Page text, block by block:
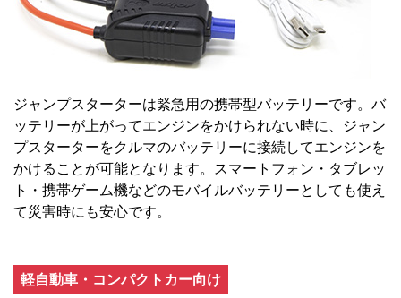
ジャンプスターターは緊急用の携帯型バッテリーです。バ
ッテリーが上がってエンジンをかけられない時に、ジャン
プスターターをクルマのバッテリーに接続してエンジンを
かけることが可能となります。スマートフォン・タブレッ
ト・携帯ゲーム機などのモバイルバッテリーとしても使え
て災害時にも安心です。
軽自動車・コンパクトカー向け